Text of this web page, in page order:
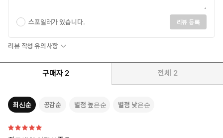
스포일러가 있습니다. 리뷰 등록
리뷰 작성 유의사항
구매자 2 전체 2
최신순 공감순 별점 높은순 별점 낮은순